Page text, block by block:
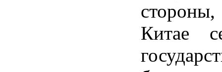
Китае